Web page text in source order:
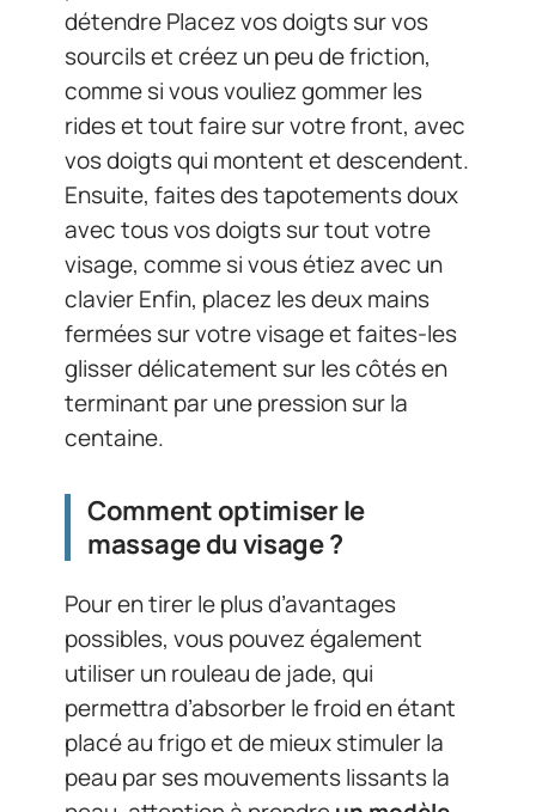
détendre Placez vos doigts sur vos
sourcils et créez un peu de friction,
comme si vous vouliez gommer les
rides et tout faire sur votre front, avec
vos doigts qui montent et descendent.
Ensuite, faites des tapotements doux
avec tous vos doigts sur tout votre
visage, comme si vous étiez avec un
clavier Enfin, placez les deux mains
fermées sur votre visage et faites-les
glisser délicatement sur les côtés en
terminant par une pression sur la
centaine.
Comment optimiser le
massage du visage ?
Pour en tirer le plus d’avantages
possibles, vous pouvez également
utiliser un rouleau de jade, qui
permettra d’absorber le froid en étant
placé au frigo et de mieux stimuler la
peau par ses mouvements lissants la